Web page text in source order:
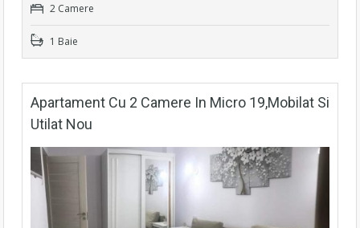
2 Camere
1 Baie
Apartament Cu 2 Camere In Micro 19,mobilat Si
Utilat Nou